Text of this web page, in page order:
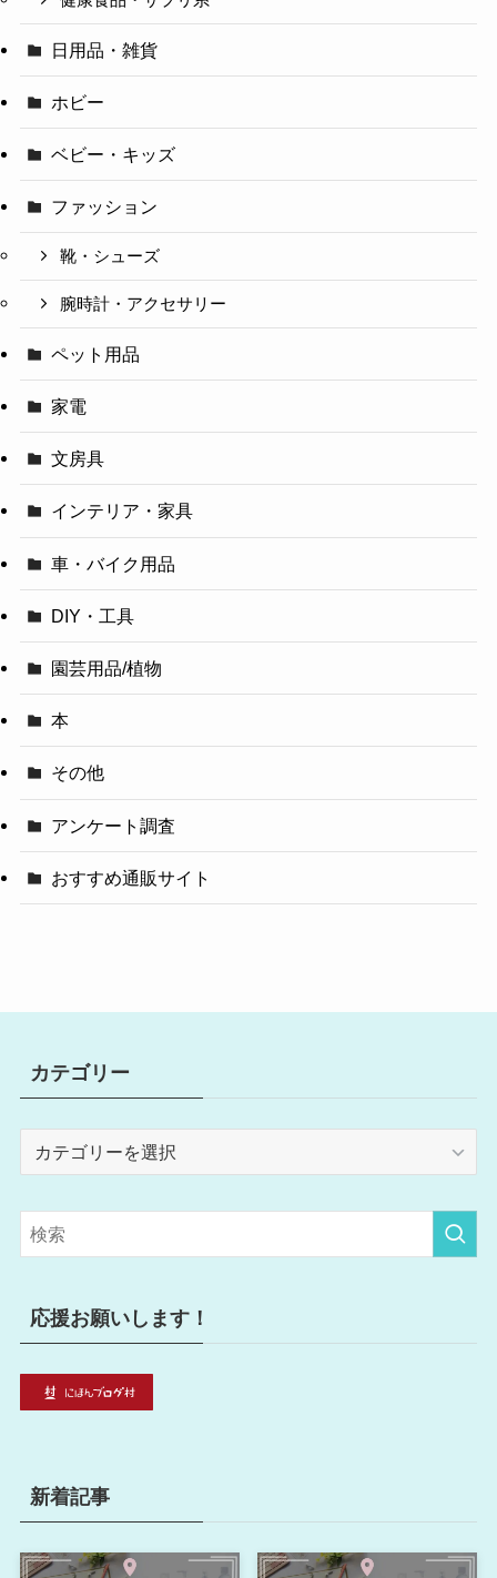
日用品・雑貨
ホビー
ベビー・キッズ
ファッション
靴・シューズ
腕時計・アクセサリー
ペット用品
家電
文房具
インテリア・家具
車・バイク用品
DIY・工具
園芸用品/植物
本
その他
アンケート調査
おすすめ通販サイト
カテゴリー
リ
ー
応援お願いします！
新着記事